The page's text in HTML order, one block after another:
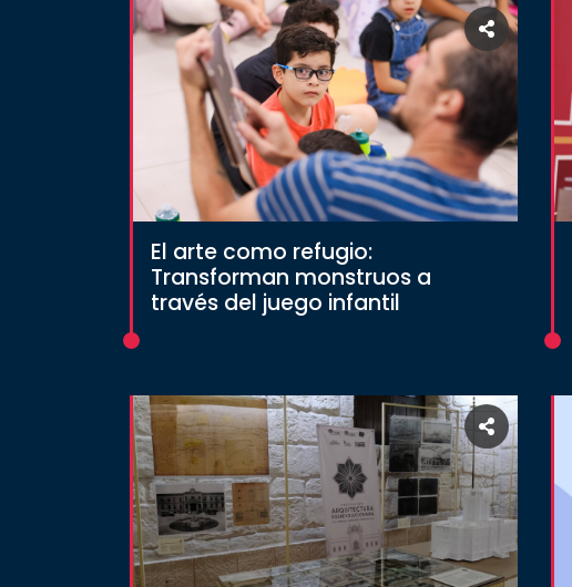
El arte como refugio:
Transforman monstruos a
través del juego infantil